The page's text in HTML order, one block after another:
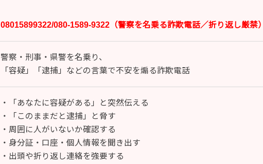
08015899322/080-1589-9322（警察を名乗る詐欺電話／折り返し厳禁）
警察・刑事・県警を名乗り、
「容疑」「逮捕」などの言葉で不安を煽る詐欺電話
・「あなたに容疑がある」と突然伝える
・「このままだと逮捕」と脅す
・周囲に人がいないか確認する
・身分証・口座・個人情報を聞き出す
・出頭や折り返し連絡を強要する